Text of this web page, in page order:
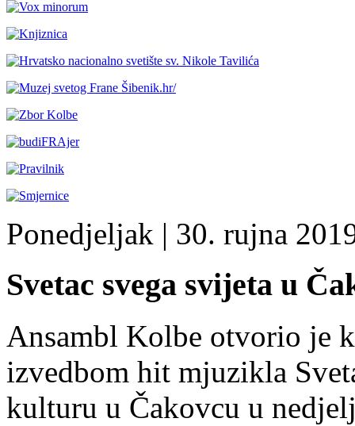
Ponedjeljak | 30. rujna
Svetac svega svijeta u
Ansambl Kolbe otvorio je
izvedbom hit mjuzikla
kulturu u Čakovcu u